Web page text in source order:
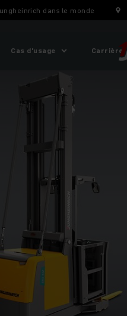
dans le monde
Cas d'usage Carrière